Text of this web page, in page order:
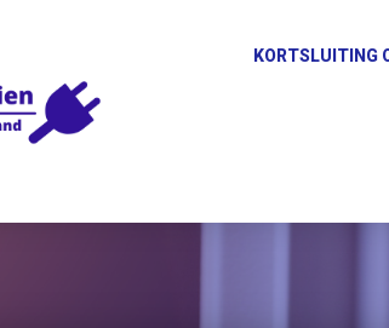
KORTSLUITING